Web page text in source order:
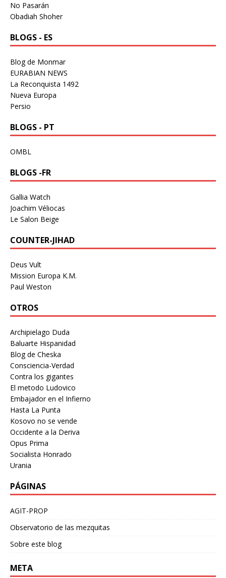
No Pasarán
Obadiah Shoher
BLOGS - ES
Blog de Monmar
EURABIAN NEWS
La Reconquista 1492
Nueva Europa
Persio
BLOGS - PT
OMBL
BLOGS -FR
Gallia Watch
Joachim Véliocas
Le Salon Beige
COUNTER-JIHAD
Deus Vult
Mission Europa K.M.
Paul Weston
OTROS
Archipielago Duda
Baluarte Hispanidad
Blog de Cheska
Consciencia-Verdad
Contra los gigantes
El metodo Ludovico
Embajador en el Infierno
Hasta La Punta
Kosovo no se vende
Occidente a la Deriva
Opus Prima
Socialista Honrado
Urania
PÁGINAS
AGIT-PROP
Observatorio de las mezquitas
Sobre este blog
META